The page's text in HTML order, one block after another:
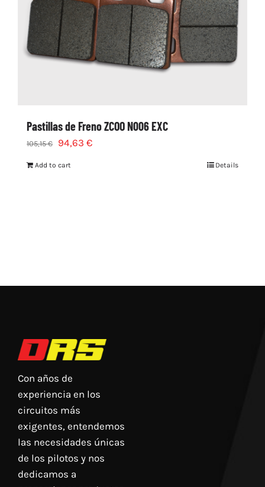
Pastillas de Freno ZCOO N006 EXC
105,15€ 94,63 €
Add to cart Details
Con años de
experiencia en los
circuitos más
exigentes, entendemos
las necesidades únicas
de los pilotos y nos
dedicamos a